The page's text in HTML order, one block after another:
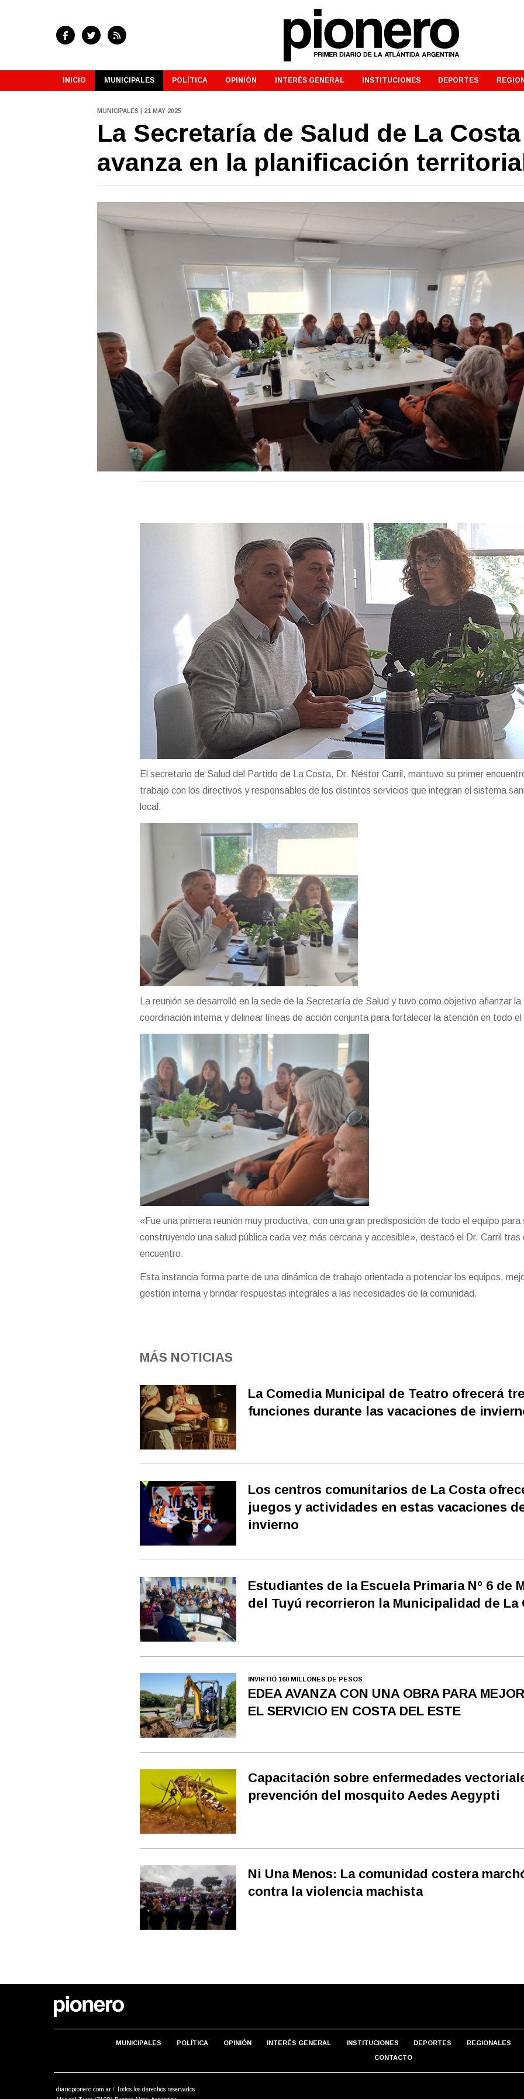
INICIO MUNICIPALES POLÍTICA OPINIÓN INTERÉS GENERAL INSTITUCIONES DEPORTES
MUNICIPALES | 21 MAY 2025
La Secretaría de Salud de La Costa
avanza en la planificación
El secretario de Salud del Partido de La Costa, Dr. Néstor Carril, mantuvo su primer
trabajo con los directivos y responsables de los distintos servicios que integran el sistema
local.
La reunión se desarrolló en la sede de la Secretaría de Salud y tuvo como objetivo afianzar la
coordinación interna y delinear líneas de acción conjunta para fortalecer la atención en todo
«Fue una primera reunión muy productiva, con una gran predisposición de todo el equipo para
construyendo una salud pública cada vez más cercana y accesible», destacó el Dr. Carril tras
encuentro.
Esta instancia forma parte de una dinámica de trabajo orientada a potenciar los equipos,
gestión interna y brindar respuestas integrales a las necesidades de la comunidad.
MÁS NOTICIAS
La Comedia Municipal de Teatro ofrecerá
funciones durante las vacaciones de
Los centros comunitarios de La Costa
juegos y actividades en estas vacaciones
invierno
Estudiantes de la Escuela Primaria Nº 6 de
del Tuyú recorrieron la Municipalidad de La
INVIRTIÓ 160 MILLONES DE PESOS
EDEA AVANZA CON UNA OBRA PARA
EL SERVICIO EN COSTA DEL ESTE
Capacitación sobre enfermedades
prevención del mosquito Aedes Aegypti
Ni Una Menos: La comunidad costera
contra la violencia machista
MUNICIPALES POLÍTICA OPINIÓN INTERÉS GENERAL INSTITUCIONES DEPORTES REGIONALES
CONTACTO
diariopionero.com.ar / Todos los derechos reservados